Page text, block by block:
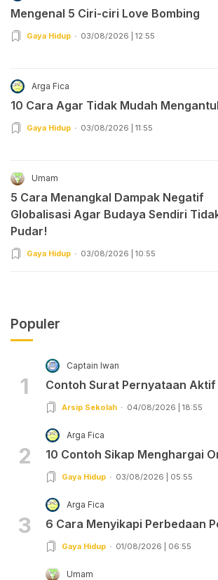
Mengenal 5 Ciri-ciri Love Bombing
Gaya Hidup 03/08/2026 | 12:55
Arga Fica
10 Cara Agar Tidak Mudah
Gaya Hidup 03/08/2026 | 11:55
Umam
5 Cara Menangkal Dampak Negatif
Globalisasi Agar Budaya Sendiri
Pudar!
Gaya Hidup 03/08/2026 | 10:55
Populer
1
Captain Iwan
Contoh Surat Pernyataan Aktif
Arsip Sekolah 04/08/2026 | 18:55
2
Arga Fica
10 Contoh Sikap Menghargai
Gaya Hidup 03/08/2026 | 05:55
3
Arga Fica
6 Cara Menyikapi Perbedaan
Gaya Hidup 01/08/2026 | 06:55
Umam